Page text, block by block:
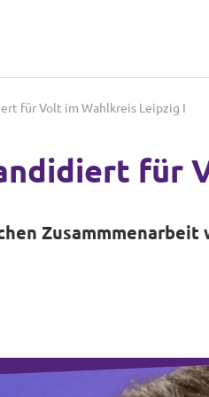
für Volt im Wahlkreis Leipzig I
für